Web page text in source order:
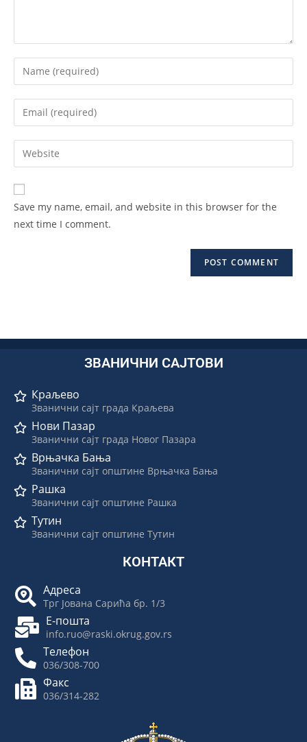
Save my name, email, and website in this browser for the
next time I comment.
ЗВАНИЧНИ САЈТОВИ
Краљево
Званични сајт града Краљева
Нови Пазар
Званични сајт града Новог Пазара
Врњачка Бања
Званични сајт општине Врњачка Бања
Рашка
Званични сајт општине Рашка
Тутин
Званични сајт општине Тутин
КОНТАКТ
Адреса
Трг Јована Сарића бр. 1/3
Е-пошта
info.ruo@raski.okrug.gov.rs
Телефон
036/308-700
Факс
036/314-282